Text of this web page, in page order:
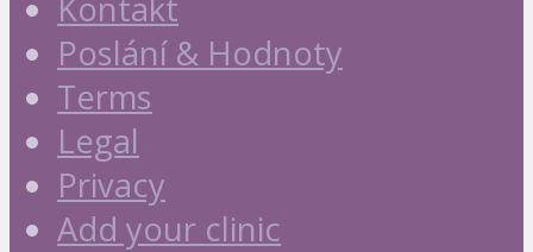
Poslání & Hodnoty
Terms
Legal
Privacy
Add your clinic